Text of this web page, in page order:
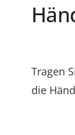
Tragen
die